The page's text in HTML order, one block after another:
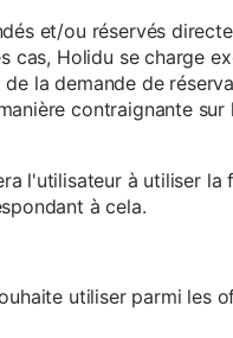
et/ou réservés
cas, Holidu se charge
la demande de
contraignante
l'utilisateur à utiliser
à cela.
utiliser parmi les